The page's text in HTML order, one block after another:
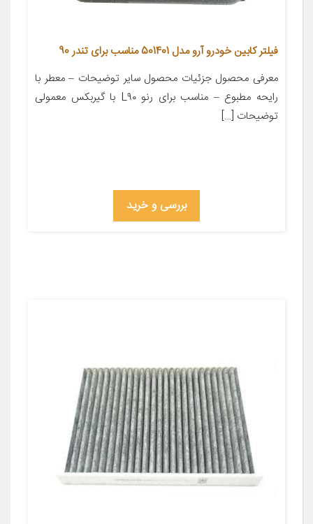
فیلتر کابین خودرو آرو مدل 501401 مناسب برای تندر 90
معرفی محصول جزئیات محصول سایر توضیحات – معطر با
رایحه مطبوع – مناسب برای رنو L۹۰ با گیربکس معمولی
توضیحات […]
بررسی و خرید